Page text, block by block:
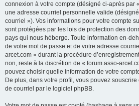
connexion à votre compte (désigné ci-après par
une adresse courriel personnelle valide
courriel »). Vos informations pour votre compte
sont protégées par les lois de protection des
pays qui nous héberge. Toute information en-
de votre mot de passe et de votre adresse
arcet.com » durant la procédure
non, reste à la discrétion de « forum.asso-
pouvez choisir quelle information de votre
De plus, dans votre profil, vous pouvez
de courriel par le logiciel phpBB.